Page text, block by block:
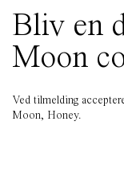
Bliv en
Moon
Ved tilmelding
Moon, Honey.